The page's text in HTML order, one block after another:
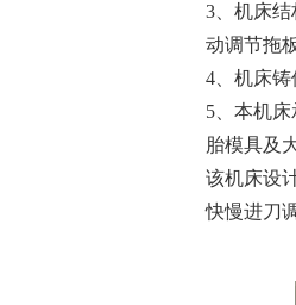
3、机床
动调节拖
4、机床铸
5、本机
胎模具及
该机床设
快慢进刀